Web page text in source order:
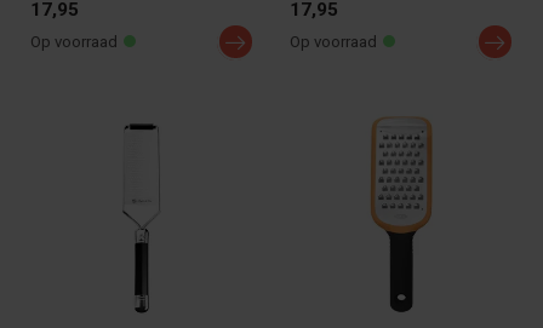
rasp met gelaserd RVS blad.
17,95
Op voorraad
met gelaserd RVS blad.
17,95
Op voorraad